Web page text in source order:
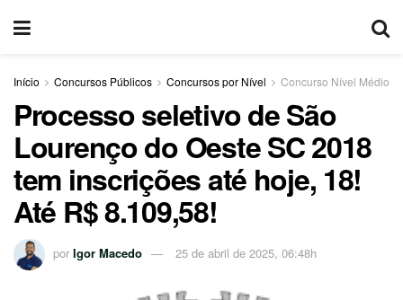
Início Concursos Públicos Concursos por Nível Concurso Nível Médio
Processo seletivo de São
Lourenço do Oeste SC 2018
tem inscrições até hoje, 18!
Até R$ 8.109,58!
por Igor Macedo 25 de abril de 2025, 06:48h